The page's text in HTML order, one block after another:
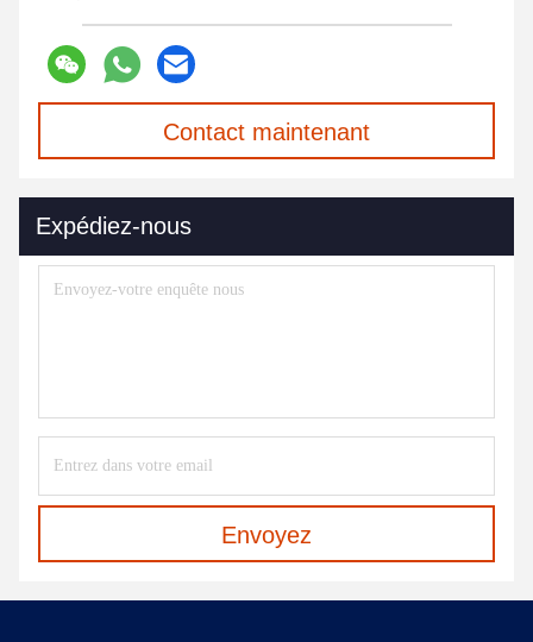
Contact maintenant
Expédiez-nous
Envoyez